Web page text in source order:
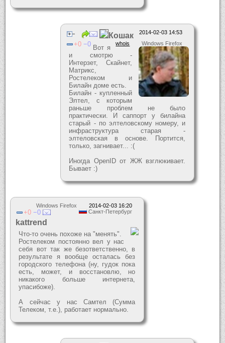
2014-02-03 14:53
Windows Firefox
whois
0 0
Кошак
Вот я
и смотрю -
Интерзет, Скайнет,
Матрикс,
Ростелеком и
Билайн доме есть.
Билайн - купленный
Элтел, с которым
раньше проблем не было
практически. И саппорт у билайна
старый - по элтеловскому номеру, и
инфраструктура старая -
элтеловская в основе. Портится,
только, загнивает... :(
Иногда OpenID от ЖЖ взглюкивает.
Бывает :)
2014-02-03 16:20
Windows Firefox
Санкт-Петербург
0 0
kattrend
Что-то очень похоже на "менять".
Ростелеком постоянно вел у нас
себя вот так же безответственно, в
результате я вообще осталась без
городского телефона (ну, гудок пока
есть, может, и восстановлю, но
никакого больше интернета,
упасибоже).
А сейчас у нас Самтел (Сумма
Телеком, т.е.), работает нормально.